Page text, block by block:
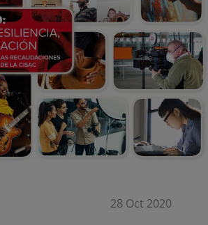
28 Oct 2020